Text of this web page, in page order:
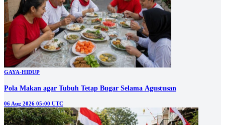
GAYA-HIDUP
Pola Makan agar Tubuh Tetap Bugar Selama Agustusan
06 Aug 2026 05:00 UTC